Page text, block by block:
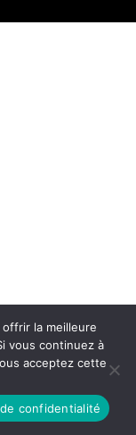
la meilleure
vous continuez à
acceptez cette
confidentialité